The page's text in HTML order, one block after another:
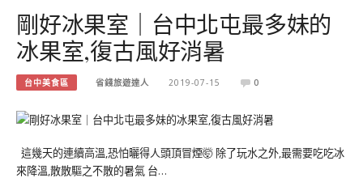
剛好冰果室｜台中北屯最多妹的
冰果室,復古風好消暑
台中美食區 省錢旅遊達人 2019-07-15 0
這幾天的連續高溫,恐怕曬得人頭頂冒煙🤯 除了玩水之外,最需要吃吃冰
來降溫,散散驅之不散的暑氣 台…